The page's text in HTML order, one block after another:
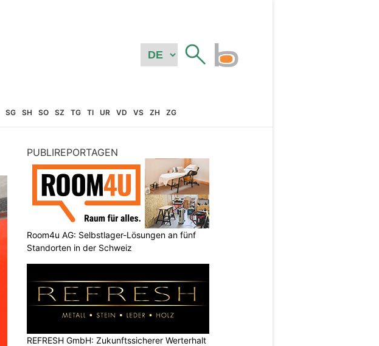
SG SH SO SZ TG TI UR VD VS ZH ZG
PUBLIREPORTAGEN
Room4u AG: Selbstlager-Lösungen an fünf
Standorten in der Schweiz
REFRESH GmbH: Zukunftssicherer Werterhalt